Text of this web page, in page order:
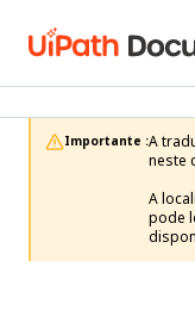
Importante :A
neste
A
pode